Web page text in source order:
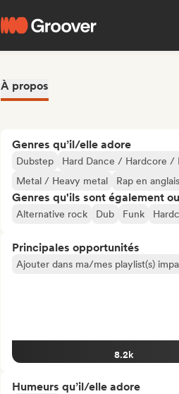
À propos
Genres qu’il/elle adore
Dubstep Hard Dance / Hardcore /
Metal / Heavy metal
Rap en anglais
Genres qu'ils sont également
Alternative rock Dub Funk
Principales opportunités
Ajouter dans ma/mes playlist(s)
8.2k
Humeurs qu’il/elle adore